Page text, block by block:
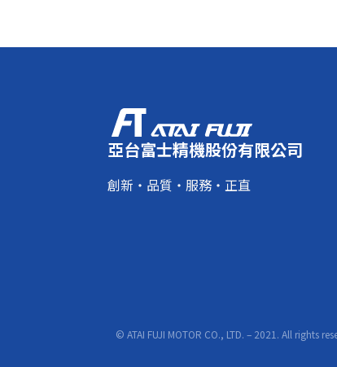
亞台富士精機股份有限公司
創新・品質・服務・正直
© ATAI FUJI MOTOR CO., LTD. – 2021. All rights